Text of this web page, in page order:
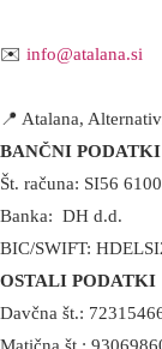
✉️ info@atalana.si
📍 Atalana,
BANČNI PODATKI
Št. računa: SI56
Banka: DH d.d.
BIC/SWIFT:
OSTALI PODATKI
Davčna št.:
Matična št.: